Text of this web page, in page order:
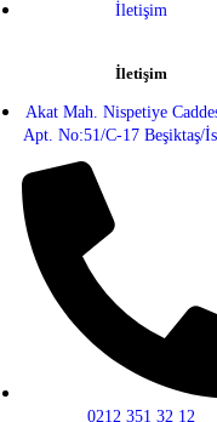
İletişim
İletişim
Akat Mah. Nispetiye
Apt. No:51/C-17 Beşiktaş/
0212 351 32 12